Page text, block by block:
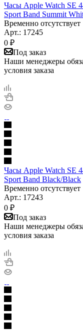
Часы Apple Watch SE
Sport Band Summit
Временно отсутствует
Арт.: 17245
0 ₽
Под заказ
Наши менеджеры
условия заказа
Часы Apple Watch SE
Sport Band Black/Black
Временно отсутствует
Арт.: 17243
0 ₽
Под заказ
Наши менеджеры
условия заказа